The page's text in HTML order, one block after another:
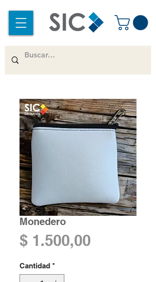
Monedero
$ 1.500,00Precio
Cantidad *